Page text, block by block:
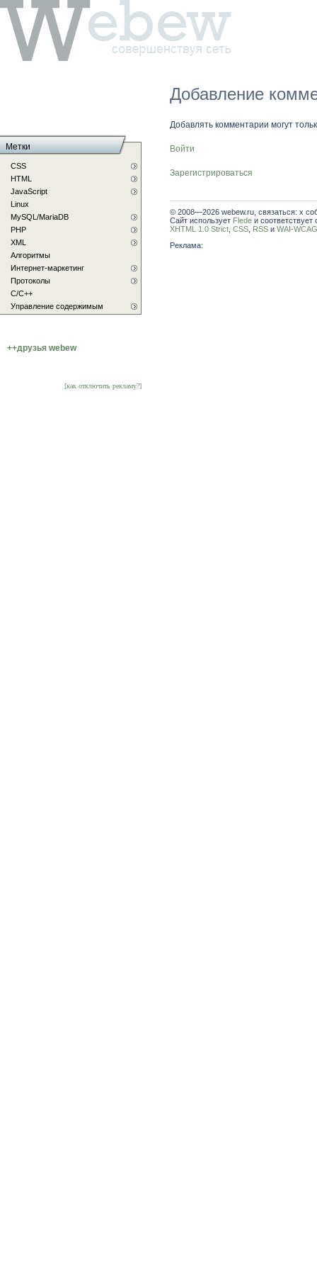
Добавление
Добавлять комментарии могут
Войти
Зарегистрироваться
© 2008—2026 webew.ru, связаться: x
Сайт использует Flede и соответствует
XHTML 1.0 Strict CSS RSS и WAI-
Реклама:
Метки
CSS
HTML
JavaScript
Linux
MySQL/MariaDB
PHP
XML
Алгоритмы
Интернет-маркетинг
Протоколы
С/C++
Управление содержимым
++друзья webew
[как отключить рекламу?]